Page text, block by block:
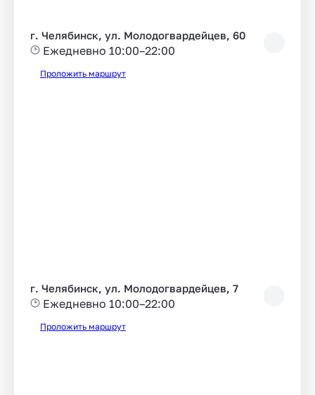
г. Челябинск, ул. Молодогвардейцев, 60
Ежедневно 10:00–22:00
Проложить маршрут
г. Челябинск, ул. Молодогвардейцев, 7
Ежедневно 10:00–22:00
Проложить маршрут